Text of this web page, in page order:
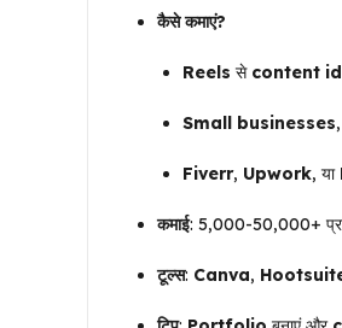
कैसे कमाएं?
Reels से content
Small businesses,
Fiverr, Upwork, या
कमाई: ₹5,000-₹50,000+
टूल्स: Canva,